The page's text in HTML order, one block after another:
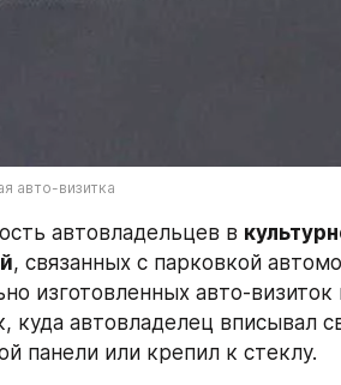
авто-визитка
автовладельцев в
, связанных с парковкой
изготовленных авто-
куда автовладелец вписывал
панели или крепил к стеклу.